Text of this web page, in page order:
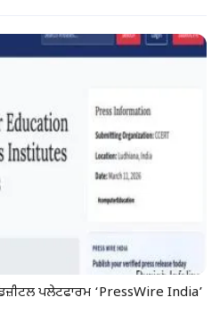
ਪਲੇਟਫਾਰਮ ‘PressWire India’